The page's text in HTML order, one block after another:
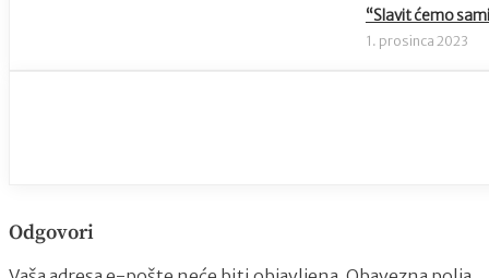
“Slavit ćemo
1. prosinca 2023
Odgovori